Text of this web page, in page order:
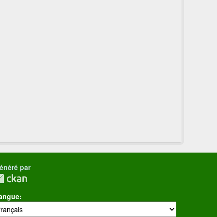
par